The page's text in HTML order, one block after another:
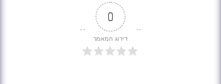
0
דירוג המאמר